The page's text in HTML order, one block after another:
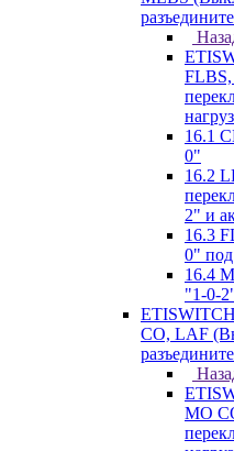
16.1
0"
16.2
2" и
16.3
0"
16.4
"1-0-
CO, LAF
MO